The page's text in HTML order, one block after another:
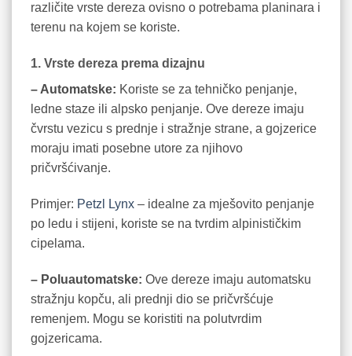
različite vrste dereza ovisno o potrebama planinara i
terenu na kojem se koriste.
1. Vrste dereza prema dizajnu
– Automatske: Koriste se za tehničko penjanje,
ledne staze ili alpsko penjanje. Ove dereze imaju
čvrstu vezicu s prednje i stražnje strane, a gojzerice
moraju imati posebne utore za njihovo
pričvršćivanje.
Primjer: Petzl Lynx – idealne za mješovito penjanje
po ledu i stijeni, koriste se na tvrdim alpinističkim
cipelama.
– Poluautomatske: Ove dereze imaju automatsku
stražnju kopču, ali prednji dio se pričvršćuje
remenjem. Mogu se koristiti na polutvrdim
gojzericama.